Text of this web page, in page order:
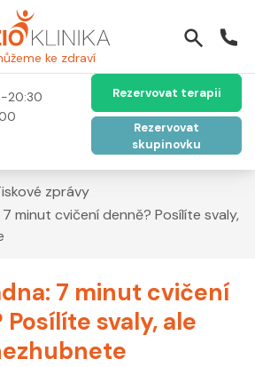
ke zdraví
20:30
Rezervovat terapii
Rezervovat
skupinovku
zprávy
minut cvičení denně? Posílíte svaly,
7 minut cvičení
svaly, ale